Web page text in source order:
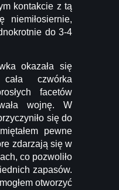
kontakcie z tą
niemiłosiernie,
do 3-4
okazała się
czwórka
facetów
wojnę. W
się do
pewne
zdarzają się w
co pozwoliło
zapasów.
otworzyć